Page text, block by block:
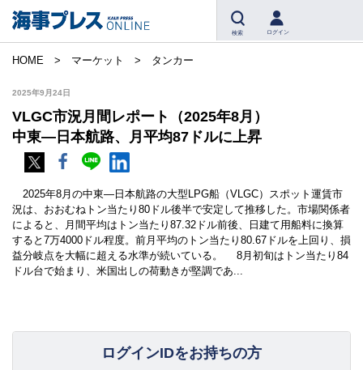
検索 ログイン
HOME マーケット タンカー
2025年9月24日
VLGC市況月間レポート（2025年8月）
中東―日本航路、月平均87ドルに上昇
2025年8月の中東―日本航路の大型LPG船（VLGC）スポット運賃市
況は、おおむねトン当たり80ドル後半で安定して推移した。市場関係者
によると、月間平均はトン当たり87.32ドル前後、日建て用船料に換算
すると7万4000ドル程度。前月平均のトン当たり80.67ドルを上回り、損
益分岐点を大幅に超える水準が続いている。 8月初旬はトン当たり84
ドル台で始まり、米国出しの荷動きが堅調であ...
ログインIDをお持ちの方